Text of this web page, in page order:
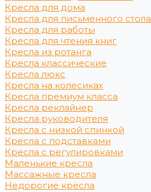
Кресла для дома
Кресла для письменного стола
Кресла для работы
Кресла для чтения книг
Кресла из ротанга
Кресла классические
Кресла люкс
Кресла на колесиках
Кресла премиум класса
Кресла реклайнер
Кресла руководителя
Кресла с низкой спинкой
Кресла с подставками
Кресла с регулировками
Маленькие кресла
Массажные кресла
Недорогие кресла